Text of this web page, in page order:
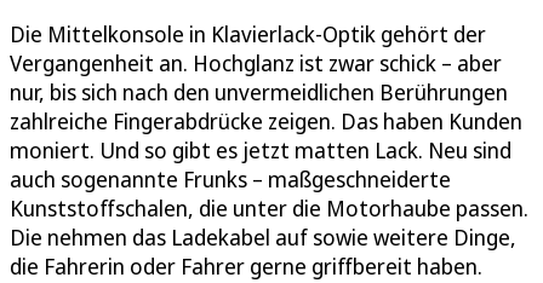
Die Mittelkonsole in Klavierlack-Optik gehört der
Vergangenheit an. Hochglanz ist zwar schick – aber
nur, bis sich nach den unvermeidlichen Berührungen
zahlreiche Fingerabdrücke zeigen. Das haben Kunden
moniert. Und so gibt es jetzt matten Lack. Neu sind
auch sogenannte Frunks – maßgeschneiderte
Kunststoffschalen, die unter die Motorhaube passen.
Die nehmen das Ladekabel auf sowie weitere Dinge,
die Fahrerin oder Fahrer gerne griffbereit haben.